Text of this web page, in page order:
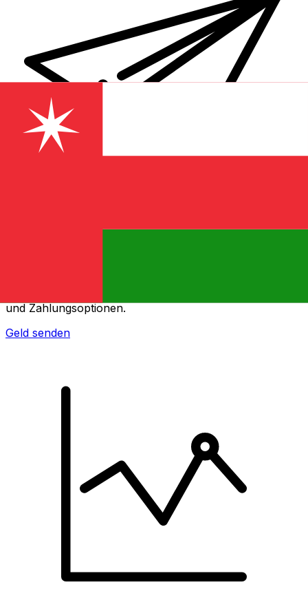
und Zahlungsoptionen.
Geld senden